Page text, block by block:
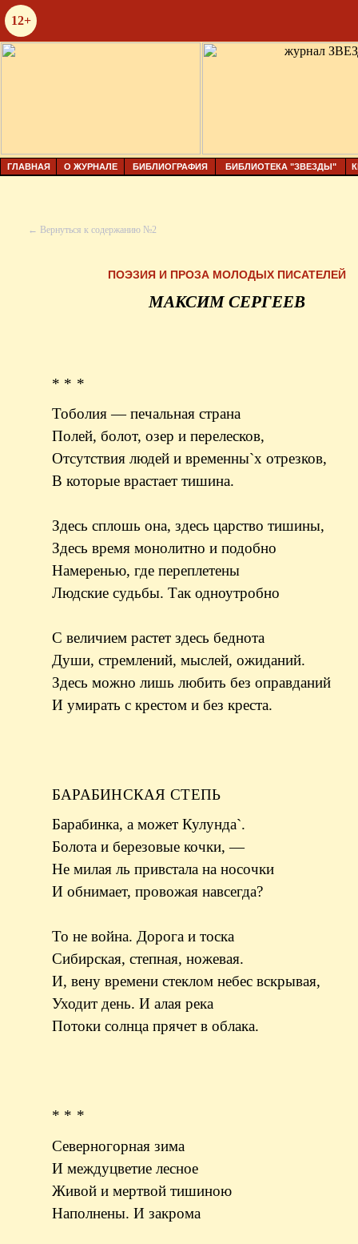
12+
ГЛАВНАЯ О ЖУРНАЛЕ БИБЛИОГРАФИЯ БИБЛИОТЕКА "ЗВЕЗДЫ"
← Вернуться к содержанию №2
ПОЭЗИЯ И ПРОЗА МОЛОДЫХ ПИСАТЕЛЕЙ
МАКСИМ СЕРГЕЕВ
* * *
Тоболия — печальная страна
Полей, болот, озер и перелесков,
Отсутствия людей и временны`х отрезков,
В которые врастает тишина.
Здесь сплошь она, здесь царство тишины,
Здесь время монолитно и подобно
Намеренью, где переплетены
Людские судьбы. Так одноутробно
С величием растет здесь беднота
Души, стремлений, мыслей, ожиданий.
Здесь можно лишь любить без оправданий
И умирать с крестом и без креста.
БАРАБИНСКАЯ СТЕПЬ
Барабинка, а может Кулунда`.
Болота и березовые кочки, —
Не милая ль привстала на носочки
И обнимает, провожая навсегда?
То не война. Дорога и тоска
Сибирская, степная, ножевая.
И, вену времени стеклом небес вскрывая,
Уходит день. И алая река
Потоки солнца прячет в облака.
* * *
Северногорная зима
И междуцветие лесное
Живой и мертвой тишиною
Наполнены. И закрома